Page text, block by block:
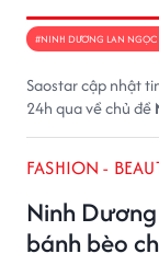
#NINH DƯƠNG LAN NGỌC
Saostar cập nhật
24h qua về chủ đề
Ninh
bánh bèo
FASHION -